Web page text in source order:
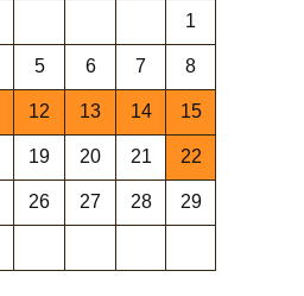
1
5 6 7 8
12 13 14 15
19 20 21 22
26 27 28 29